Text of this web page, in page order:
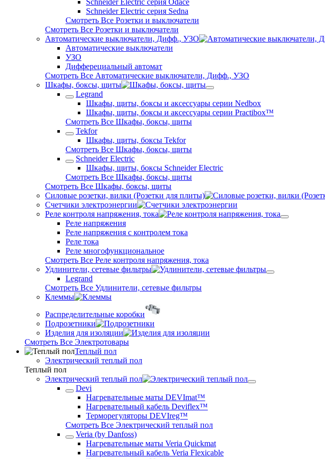
Schneider Electric серия Odace
Schneider Electric серия Sedna
Смотреть Все Розетки и выключатели
Смотреть Все Розетки и выключатели
Автоматические выключатели, Дифф., УЗО
Автоматические выключатели
УЗО
Дифферециальный автомат
Смотреть Все Автоматические выключатели, Дифф., УЗО
Шкафы, боксы, щиты
Legrand
Шкафы, щиты, боксы и аксессуары серии Nedbox
Шкафы, щиты, боксы и аксессуары серии Practibox™
Смотреть Все Шкафы, боксы, щиты
Tekfor
Шкафы, щиты, боксы Tekfor
Смотреть Все Шкафы, боксы, щиты
Schneider Electric
Шкафы, щиты, боксы Schneider Electric
Смотреть Все Шкафы, боксы, щиты
Смотреть Все Шкафы, боксы, щиты
Силовые розетки, вилки (Розетки для плиты)
Счетчики электроэнергии
Реле контроля напряжения, тока
Реле напряжения
Реле напряжения с контролем тока
Реле тока
Реле многофункциональное
Смотреть Все Реле контроля напряжения, тока
Удлинители, сетевые фильтры
Legrand
Смотреть Все Удлинители, сетевые фильтры
Клеммы
Распределительные коробки
Подрозетники
Изделия для изоляции
Смотреть Все Электротовары
Теплый пол
Электрический теплый пол
Теплый пол
Электрический теплый пол
Devi
Нагревательные маты DEVImat™
Нагревательный кабель Deviflex™
Терморегуляторы DEVIreg™
Смотреть Все Электрический теплый пол
Veria (by Danfoss)
Нагревательные маты Veria Quickmat
Нагревательный кабель Veria Flexicable